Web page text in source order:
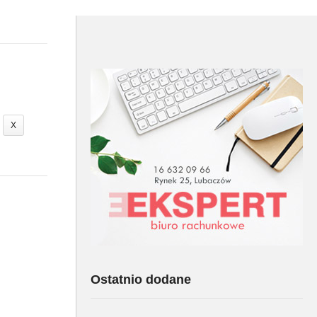
X
Ostatnio dodane